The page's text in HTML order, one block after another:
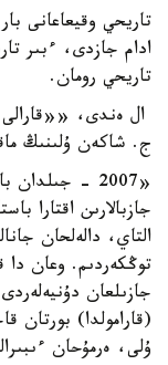
ادام جازدى، ءبىر
تاريحي رومان.
ال ەندى،
ج. شاكەن ۇلىنىڭ
«2007 -
جازبالارىن اقتارا
التاي، دالەلحان
توڭكەردىم. وعان دا
جازىلعان
(قارامولدا) بورتان
ۇلى، ەرمۇحان